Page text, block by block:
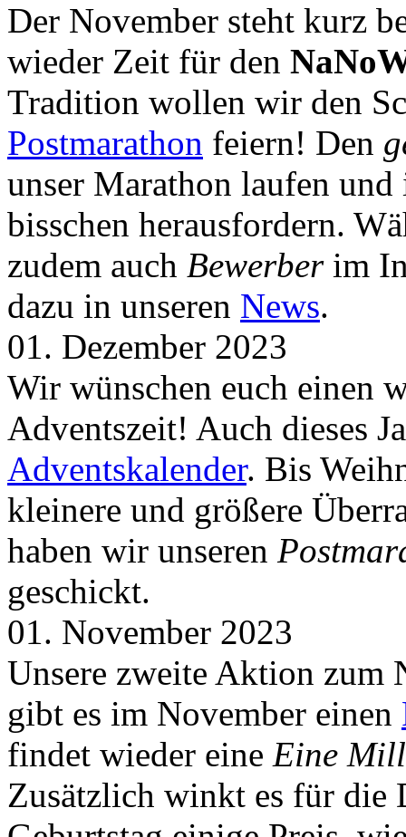
Der November steht kurz
wieder Zeit für den
Tradition wollen wir den
Postmarathon feiern! Den
unser Marathon laufen
bisschen herausfordern.
zudem auch Bewerberim
dazu in unseren News.
01. Dezember 2023
Wir wünschen euch einen
Adventszeit! Auch dieses
Adventskalender. Bis
kleinere und größere
haben wir unseren
geschickt.
01. November 2023
Unsere zweite Aktion zum
gibt es im November einen
findet wieder eine Eine
Zusätzlich winkt es für die